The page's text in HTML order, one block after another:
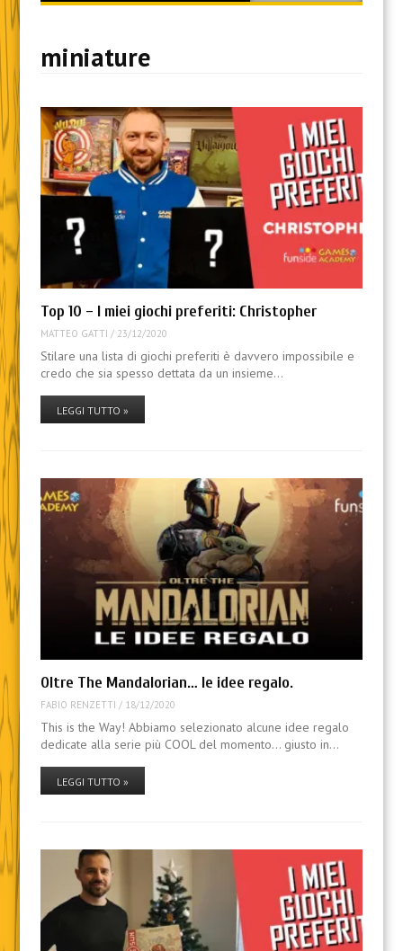
content
miniature
Top 10 – I miei giochi preferiti: Christopher
MATTEO GATTI / 23/12/2020
Stilare una lista di giochi preferiti è davvero impossibile e
credo che sia spesso dettata da un insieme…
LEGGI TUTTO »
Oltre The Mandalorian… le idee regalo.
FABIO RENZETTI / 18/12/2020
This is the Way! Abbiamo selezionato alcune idee regalo
dedicate alla serie più COOL del momento… giusto in…
LEGGI TUTTO »